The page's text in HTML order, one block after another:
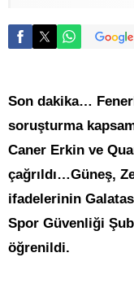
Son dakika…
soruşturma
Caner Erkin ve
çağrıldı…Güneş,
ifadelerinin
Spor Güvenliği
öğrenildi.